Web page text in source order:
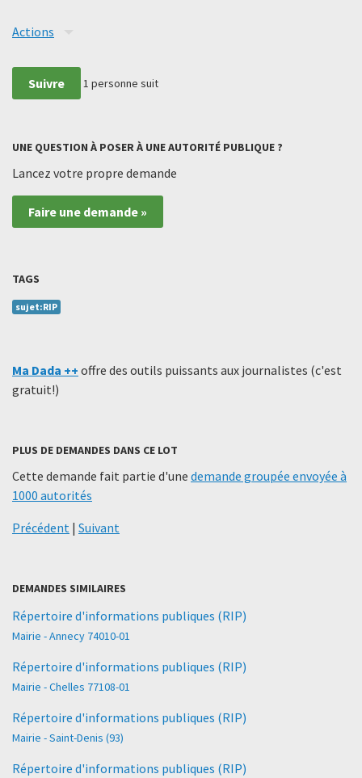
Actions
Suivre 1 personne suit
UNE QUESTION À POSER À UNE AUTORITÉ PUBLIQUE ?
Lancez votre propre demande
Faire une demande »
TAGS
sujet:RIP
Ma Dada ++ offre des outils puissants aux journalistes (c'est
gratuit!)
PLUS DE DEMANDES DANS CE LOT
Cette demande fait partie d'une demande groupée envoyée à
1000 autorités
Précédent | Suivant
DEMANDES SIMILAIRES
Répertoire d'informations publiques (RIP)
Mairie - Annecy 74010-01
Répertoire d'informations publiques (RIP)
Mairie - Chelles 77108-01
Répertoire d'informations publiques (RIP)
Mairie - Saint-Denis (93)
Répertoire d'informations publiques (RIP)